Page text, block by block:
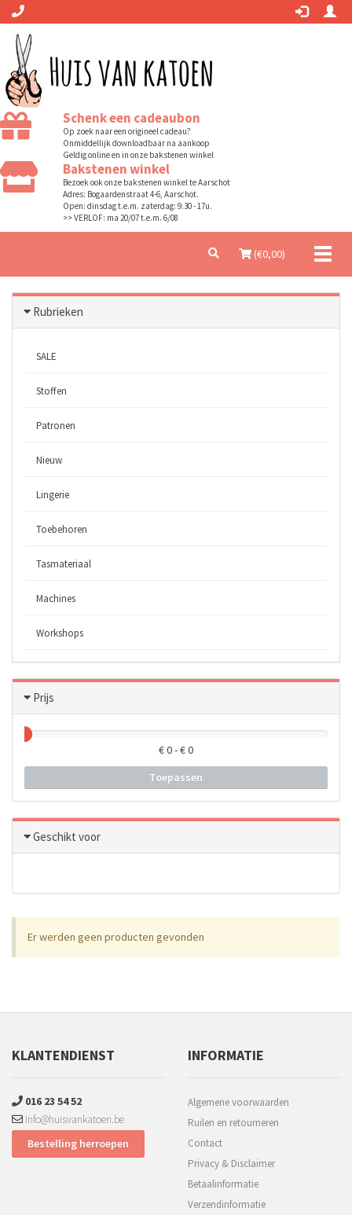
Schenk een cadeaubon
Op zoek naar een origineel cadeau?
Onmiddellijk downloadbaar na aankoop
Geldig online en in onze bakstenen winkel
Bakstenen winkel
Bezoek ook onze bakstenen winkel te Aarschot
Adres: Bogaardenstraat 4-6, Aarschot.
Open: dinsdag t.e.m. zaterdag: 9.30 - 17u.
>> VERLOF: ma 20/07 t.e.m. 6/08
(€0,00)
Rubrieken
SALE
Stoffen
Patronen
Nieuw
Lingerie
Toebehoren
Tasmateriaal
Machines
Workshops
Prijs
€0- €0
Toepassen
Geschikt voor
Er werden geen producten gevonden
KLANTENDIENST
016 23 54 52
info@huisvankatoen.be
Bestelling herroepen
INFORMATIE
Algemene voorwaarden
Ruilen en retourneren
Contact
Privacy & Disclaimer
Betaalinformatie
Verzendinformatie